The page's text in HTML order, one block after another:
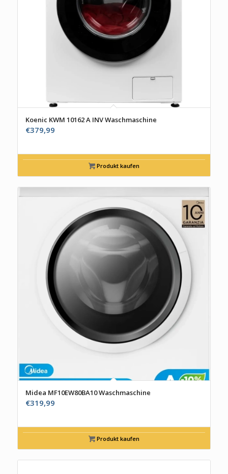
Koenic KWM 10162 A INV Waschmaschine
€379,99
Produkt kaufen
Midea MF10EW80BA10 Waschmaschine
€319,99
Produkt kaufen